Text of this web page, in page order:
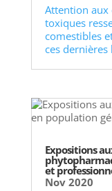
Attention aux
toxiques
comestibles
ces dernières
Expositions
et
Nov 2020